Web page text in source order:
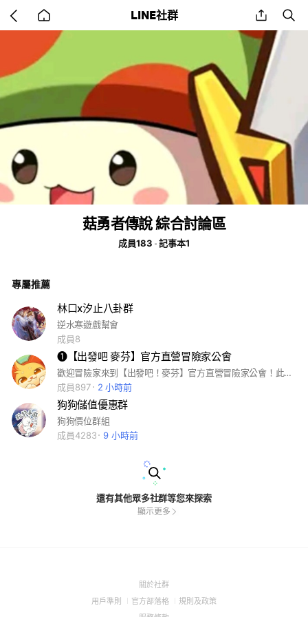
back
to
home
LINE社群 share
菇勇者傳說 綜合討論區
成員183 記事本1
專屬推薦
林口x汐止八卦群
逆水寒遊戲幫會
成員8
➊【出發吧 麥芬】官方直營冒險家公會
歡迎冒險家來到【出發吧！麥芬】官方直營冒險家公會！此處由官方人員經營管理，請冒險家們注意遵守規範與禮儀，如有任何需要，請等愛吃鬼恰恰吃完再說…噢！是立刻為您服務！
成員897
2 小時前
狗狗儲值優惠群
狗狗價位群組
成員4283
9 小時前
還有其他眾多社群等您來探索
顯示更多
關於社群(Open
用戶準則
(Open
官方部落格
(Open
規則及政策(Open